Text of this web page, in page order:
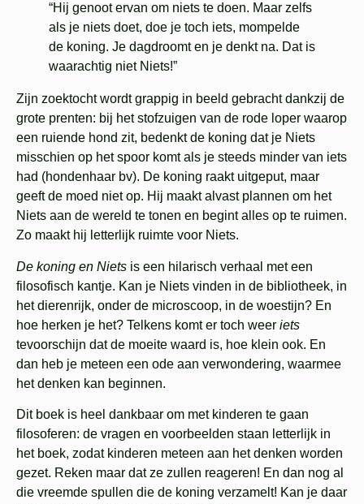
“Hij genoot ervan om niets te doen. Maar zelfs
als je niets doet, doe je toch iets, mompelde
de koning. Je dagdroomt en je denkt na. Dat is
waarachtig niet Niets!”
Zijn zoektocht wordt grappig in beeld gebracht dankzij de
grote prenten: bij het stofzuigen van de rode loper waarop
een ruiende hond zit, bedenkt de koning dat je Niets
misschien op het spoor komt als je steeds minder van iets
had (hondenhaar bv). De koning raakt uitgeput, maar
geeft de moed niet op. Hij maakt alvast plannen om het
Niets aan de wereld te tonen en begint alles op te ruimen.
Zo maakt hij letterlijk ruimte voor Niets.
De koning en Niets is een hilarisch verhaal met een
filosofisch kantje. Kan je Niets vinden in de bibliotheek, in
het dierenrijk, onder de microscoop, in de woestijn? En
hoe herken je het? Telkens komt er toch weer iets
tevoorschijn dat de moeite waard is, hoe klein ook. En
dan heb je meteen een ode aan verwondering, waarmee
het denken kan beginnen.
Dit boek is heel dankbaar om met kinderen te gaan
filosoferen: de vragen en voorbeelden staan letterlijk in
het boek, zodat kinderen meteen aan het denken worden
gezet. Reken maar dat ze zullen reageren! En dan nog al
die vreemde spullen die de koning verzamelt! Kan je daar